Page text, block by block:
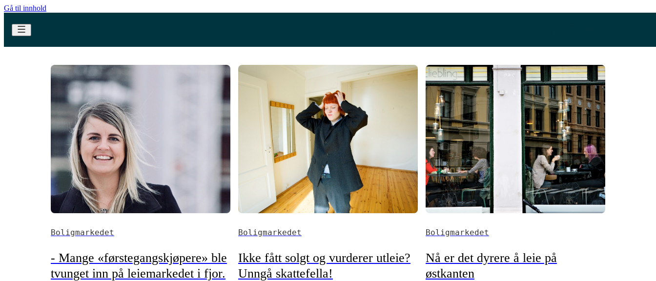
Gå til innhold
Boligmarkedet
- Mange «førstegangskjøpere» ble
tvunget inn på leiemarkedet i fjor.
Boligmarkedet
Ikke fått solgt og vurderer utleie?
Unngå skattefella!
Boligmarkedet
Nå er det dyrere å leie på
østkanten